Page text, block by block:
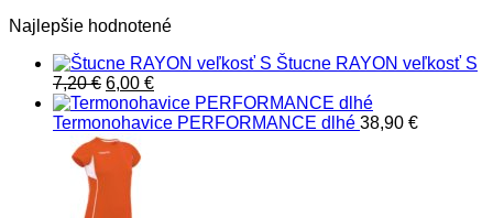
bola:
je:
Najlepšie hodnotené
Štucne RAYON veľkosť S
7,20€ Pôvodná
cena
bola:
7,20 €.
6,00 €Aktuálna
cena
je:
Termonohavice PERFORMANCE dlhé 38,90 €